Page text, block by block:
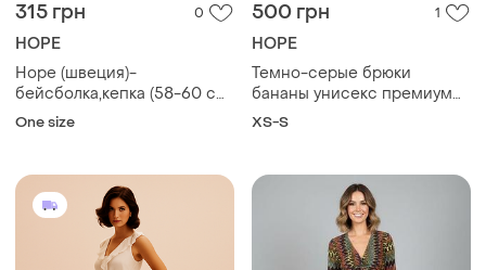
315 грн 0
HOPE
Hope (швеция)-
бейсболка,кепка (58-60 cм)
унисекс
One size
500 грн 1
HOPE
Темно-серые брюки
бананы унисекс премиум
бренда hope stockholm
XS-S